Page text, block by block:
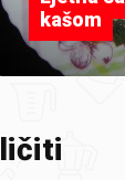
kašom